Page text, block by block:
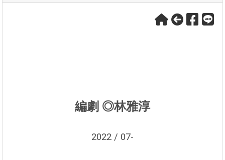
編劇 ◎林雅淳
2022 / 07-